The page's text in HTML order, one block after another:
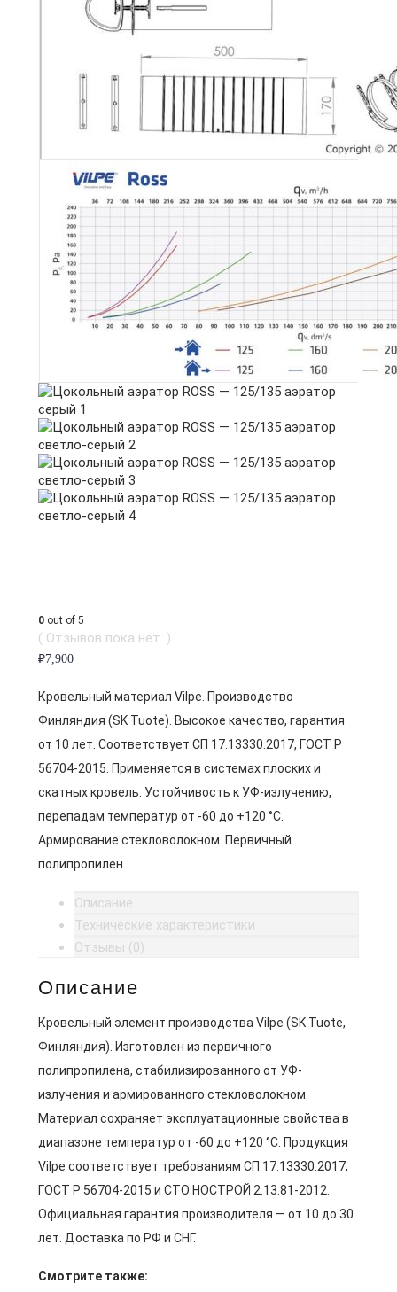
0 out of 5
( Отзывов пока нет. )
₽7,900
Кровельный материал Vilpe. Производство
Финляндия (SK Tuote). Высокое качество, гарантия
от 10 лет. Соответствует СП 17.13330.2017, ГОСТ Р
56704-2015. Применяется в системах плоских и
скатных кровель. Устойчивость к УФ-излучению,
перепадам температур от -60 до +120 °C.
Армирование стекловолокном. Первичный
полипропилен.
Описание
Технические характеристики
Отзывы (0)
Описание
Кровельный элемент производства Vilpe (SK Tuote,
Финляндия). Изготовлен из первичного
полипропилена, стабилизированного от УФ-
излучения и армированного стекловолокном.
Материал сохраняет эксплуатационные свойства в
диапазоне температур от -60 до +120 °C. Продукция
Vilpe соответствует требованиям СП 17.13330.2017,
ГОСТ Р 56704-2015 и СТО НОСТРОЙ 2.13.81-2012.
Официальная гарантия производителя — от 10 до 30
лет. Доставка по РФ и СНГ.
Смотрите также: